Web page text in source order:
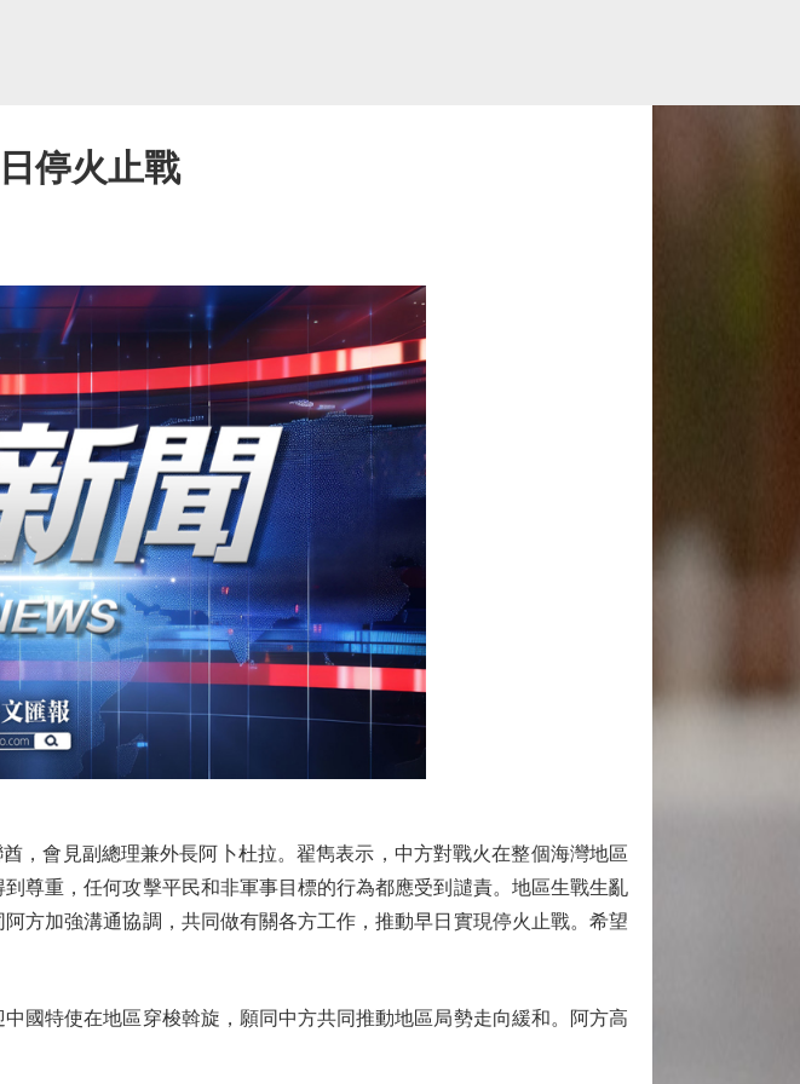
停火止戰
會見副總理兼外長阿卜杜拉。翟雋表示，中方對戰火在整個海灣地區
尊重，任何攻擊平民和非軍事目標的行為都應受到譴責。地區生戰生亂
方加強溝通協調，共同做有關各方工作，推動早日實現停火止戰。希望
特使在地區穿梭斡旋，願同中方共同推動地區局勢走向緩和。阿方高